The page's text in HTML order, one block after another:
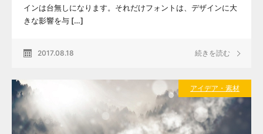
インは台無しになります。それだけフォントは、デザインに大
きな影響を与 […]
2017.08.18 続きを読む
アイデア・素材